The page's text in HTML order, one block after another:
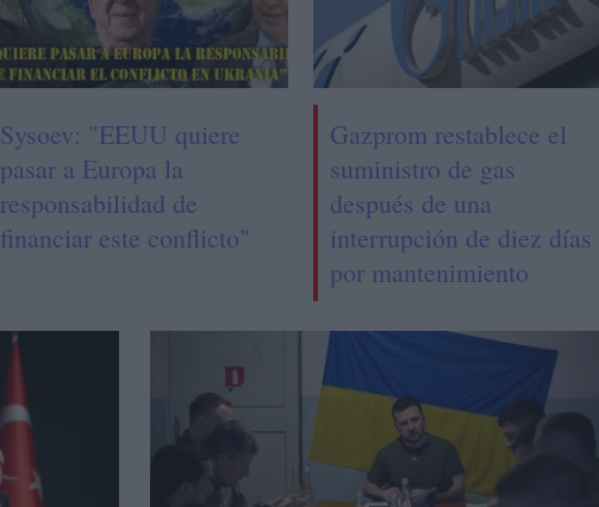
Sysoev: "EEUU quiere
pasar a Europa la
responsabilidad de
financiar este conflicto"
Gazprom restablece el
suministro de gas
después de una
interrupción de diez días
por mantenimiento